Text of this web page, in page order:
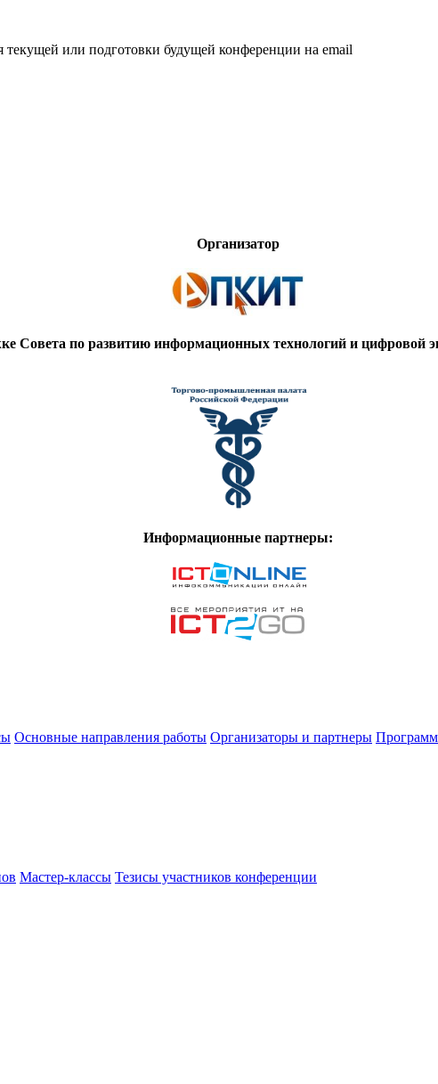
или подготовки будущей конференции на email
Организатор
Совета по развитию информационных технологий и
Информационные партнеры:
Основные направления работы Организаторы и партнеры
Мастер-классы Тезисы участников конференции